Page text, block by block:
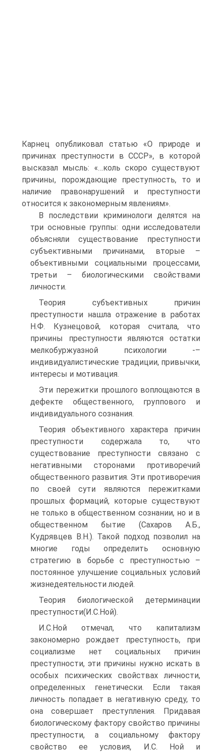
Карнец опубликовал статью «О природе и
причинах преступности в СССР», в которой
высказал мысль: «…коль скоро существуют
причины, порождающие преступность, то и
наличие правонарушений и преступности
относится к закономерным явлениям».
В последствии криминологи делятся на
три основные группы: одни исследователи
объясняли существование преступности
субъективными причинами, вторые –
объективными социальными процессами,
третьи – биологическими свойствами
личности.
Теория субъективных причин
преступности нашла отражение в работах
Н.Ф. Кузнецовой, которая считала, что
причины преступности являются остатки
мелкобуржуазной психологии -–
индивидуалистические традиции, привычки,
интересы и мотивация.
Эти пережитки прошлого воплощаются в
дефекте общественного, группового и
индивидуального сознания.
Теория объективного характера причин
преступности содержала то, что
существование преступности связано с
негативными сторонами противоречий
общественного развития. Эти противоречия
по своей сути являются пережитками
прошлых формаций, которые существуют
не только в общественном сознании, но и в
общественном бытие (Сахаров А.Б.,
Кудрявцев В.Н.). Такой подход позволил на
многие годы определить основную
стратегию в борьбе с преступностью –
постоянное улучшение социальных условий
жизнедеятельности людей.
Теория биологической детерминации
преступности(И.С.Ной).
И.С.Ной отмечал, что капитализм
закономерно рождает преступность, при
социализме нет социальных причин
преступности, эти причины нужно искать в
особых психических свойствах личности,
определенных генетически. Если такая
личность попадает в негативную среду, то
она совершает преступления. Придавая
биологическому фактору свойство причины
преступности, а социальному фактору
свойство ее условия, И.С. Ной и